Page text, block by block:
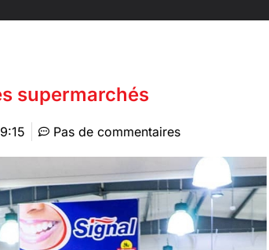
supermarchés
Pas de commentaires